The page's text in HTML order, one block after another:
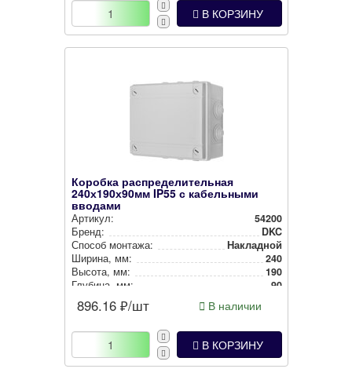
В КОРЗИНУ
Коробка распределительная
240х190х90мм IP55 с кабельными
вводами
Артикул:
54200
Бренд:
DKC
Способ монтажа:
Накладной
Ширина, мм:
240
Высота, мм:
190
Глубина, мм:
90
Степень защиты:
Цвет:
Серый
896.16 ₽/шт В наличии
В КОРЗИНУ